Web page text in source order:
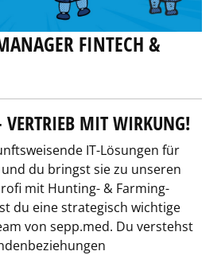
FINTECH &
VERTRIEB MIT WIRKUNG!
IT-Lösungen für
du bringst sie zu unseren
mit Hunting- & Farming-
du eine strategisch wichtige
von sepp.med. Du verstehst